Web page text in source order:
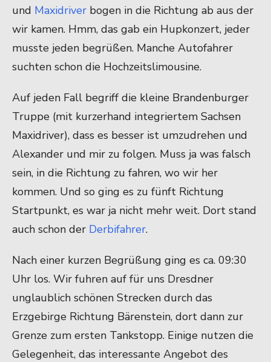
und Maxidriver bogen in die Richtung ab aus der
wir kamen. Hmm, das gab ein Hupkonzert, jeder
musste jeden begrüßen. Manche Autofahrer
suchten schon die Hochzeitslimousine.
Auf jeden Fall begriff die kleine Brandenburger
Truppe (mit kurzerhand integriertem Sachsen
Maxidriver), dass es besser ist umzudrehen und
Alexander und mir zu folgen. Muss ja was falsch
sein, in die Richtung zu fahren, wo wir her
kommen. Und so ging es zu fünft Richtung
Startpunkt, es war ja nicht mehr weit. Dort stand
auch schon der Derbifahrer.
Nach einer kurzen Begrüßung ging es ca. 09:30
Uhr los. Wir fuhren auf für uns Dresdner
unglaublich schönen Strecken durch das
Erzgebirge Richtung Bärenstein, dort dann zur
Grenze zum ersten Tankstopp. Einige nutzen die
Gelegenheit, das interessante Angebot des